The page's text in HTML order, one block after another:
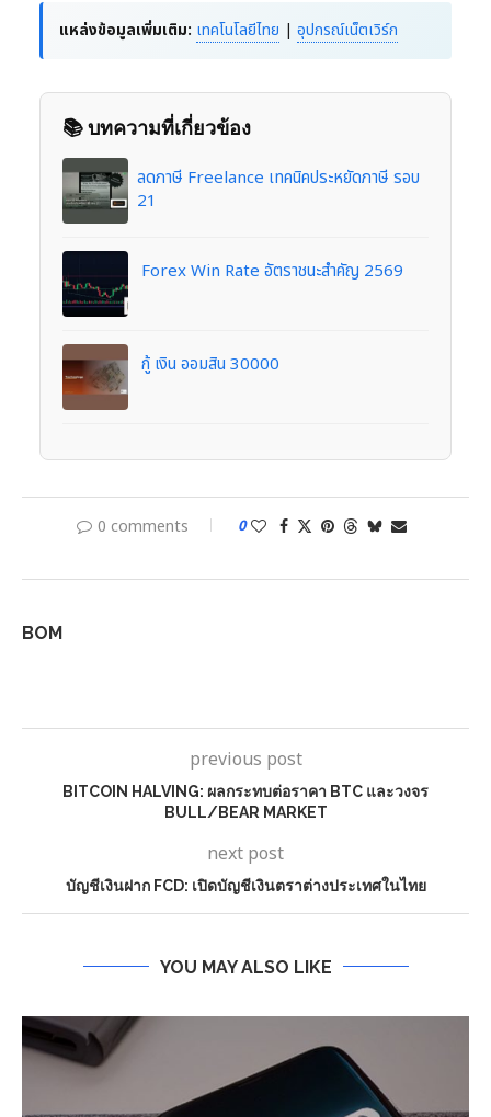
แหล่งข้อมูลเพิ่มเติม: เทคโนโลยีไทย | อุปกรณ์เน็ตเวิร์ก
📚 บทความที่เกี่ยวข้อง
ลดภาษี Freelance เทคนิคประหยัดภาษี รอบ
21
Forex Win Rate อัตราชนะสำคัญ 2569
กู้ เงิน ออมสิน 30000
0 comments 0
BOM
previous post
BITCOIN HALVING: ผลกระทบต่อราคา BTC และวงจร
BULL/BEAR MARKET
next post
บัญชีเงินฝาก FCD: เปิดบัญชีเงินตราต่างประเทศในไทย
YOU MAY ALSO LIKE